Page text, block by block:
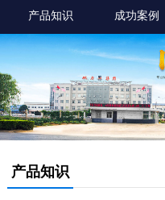
产品知识 成功案例
产品知识